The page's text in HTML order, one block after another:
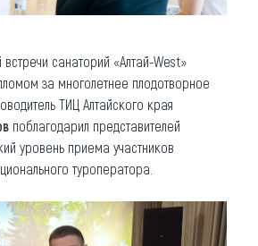
санаторий «Алтай-West»
за многолетнее плодотворное
ТИЦ Алтайского края
поблагодарил представителей
уровень приема участников
туроператора.